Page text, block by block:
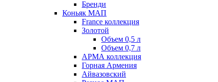
Бренди
Коньяк МАП
France коллекция
Золотой
Объем 0,5 л
Объем 0,7 л
АРМА коллекция
Горная Армения
Айвазовский